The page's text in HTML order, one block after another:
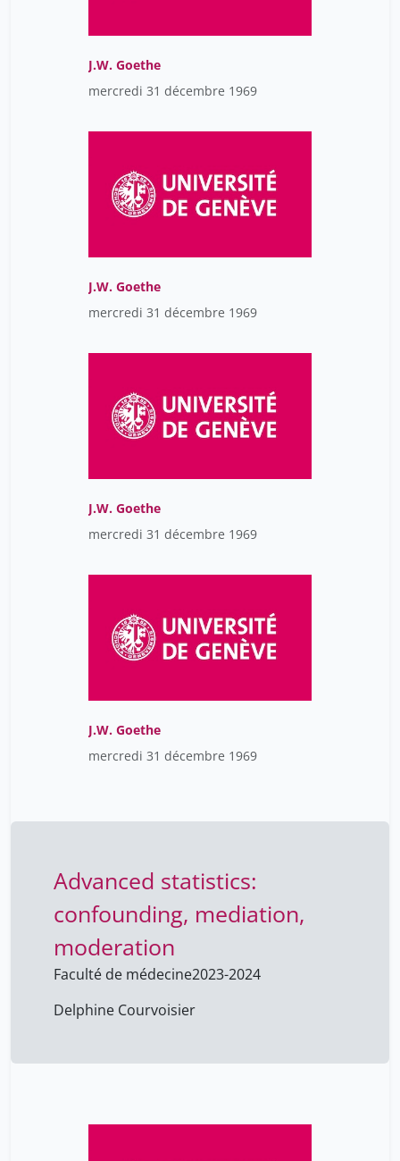
J.W. Goethe
mercredi 31 décembre 1969
J.W. Goethe
mercredi 31 décembre 1969
J.W. Goethe
mercredi 31 décembre 1969
J.W. Goethe
mercredi 31 décembre 1969
Advanced statistics:
confounding, mediation,
moderation
Faculté de médecine2023-2024
Delphine Courvoisier